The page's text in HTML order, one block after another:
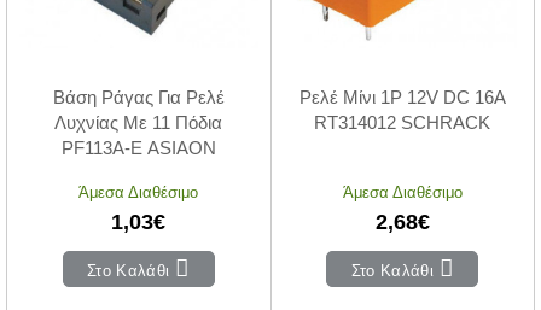
Βάση Ράγας Για Ρελέ
Λυχνίας Με 11 Πόδια
PF113A-E ASIAON
Άμεσα Διαθέσιμο
1,03€
Στο Καλάθι
Ρελέ Μίνι 1P 12V DC 16A
RT314012 SCHRACK
Άμεσα Διαθέσιμο
2,68€
Στο Καλάθι